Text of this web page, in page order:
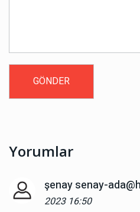
Yorumlar
şenay senay-
2023 16:50